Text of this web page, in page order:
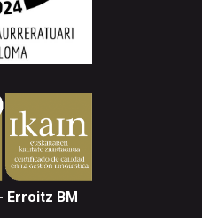
Erroitz BM